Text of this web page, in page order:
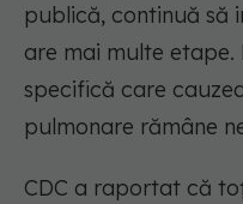
publică, continuă să
are mai multe etape.
specifică care
pulmonare rămâne
CDC a raportat că